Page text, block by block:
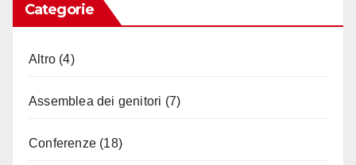
Categorie
Altro (4)
Assemblea dei genitori (7)
Conferenze (18)